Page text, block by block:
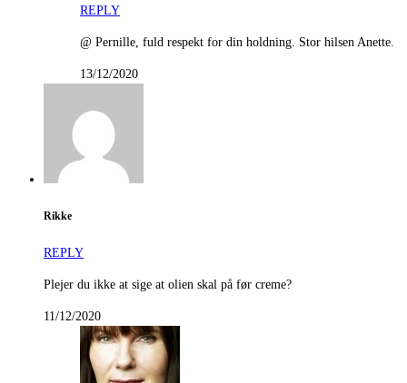
REPLY
@ Pernille, fuld respekt for din holdning. Stor hilsen Anette.
13/12/2020
Rikke
REPLY
Plejer du ikke at sige at olien skal på før creme?
11/12/2020